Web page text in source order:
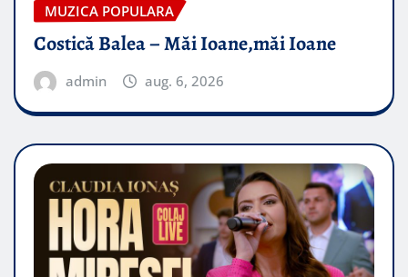
MUZICA POPULARA
Costică Balea – Măi Ioane,măi Ioane
admin aug. 6, 2026